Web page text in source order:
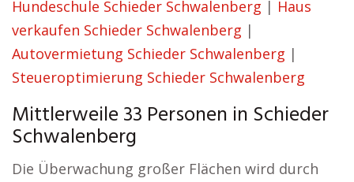
Hundeschule Schieder Schwalenberg | Haus
verkaufen Schieder Schwalenberg |
Autovermietung Schieder Schwalenberg |
Steueroptimierung Schieder Schwalenberg
Mittlerweile 33 Personen in Schieder
Schwalenberg
Die Überwachung großer Flächen wird durch